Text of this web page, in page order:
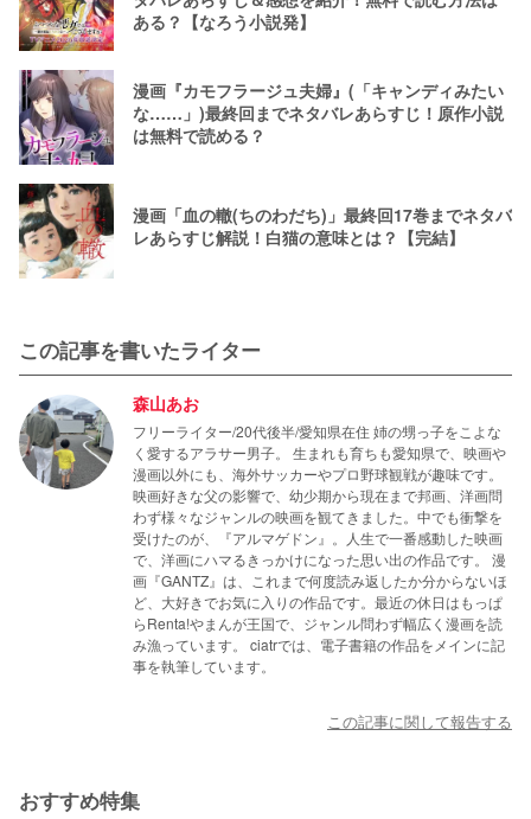
ある？【なろう小説発】
漫画『カモフラージュ夫婦』(「キャンディみたい
な……」)最終回までネタバレあらすじ！原作小説
は無料で読める？
漫画「血の轍(ちのわだち)」最終回17巻までネタバ
レあらすじ解説！白猫の意味とは？【完結】
この記事を書いたライター
森山あお
フリーライター/20代後半/愛知県在住 姉の甥っ子をこよな
く愛するアラサー男子。 生まれも育ちも愛知県で、映画や
漫画以外にも、海外サッカーやプロ野球観戦が趣味です。
映画好きな父の影響で、幼少期から現在まで邦画、洋画問
わず様々なジャンルの映画を観てきました。中でも衝撃を
受けたのが、『アルマゲドン』。人生で一番感動した映画
で、洋画にハマるきっかけになった思い出の作品です。 漫
画『GANTZ』は、これまで何度読み返したか分からないほ
ど、大好きでお気に入りの作品です。最近の休日はもっぱ
らRenta!やまんが王国で、ジャンル問わず幅広く漫画を読
み漁っています。 ciatrでは、電子書籍の作品をメインに記
事を執筆しています。
この記事に関して報告する
おすすめ特集